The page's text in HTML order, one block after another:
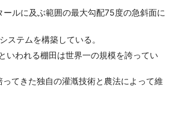
ルに及ぶ範囲の最大勾配75度の急斜面に
ステムを構築している。
いわれる棚田は世界一の規模を誇ってい
てきた独自の灌漑技術と農法によって維